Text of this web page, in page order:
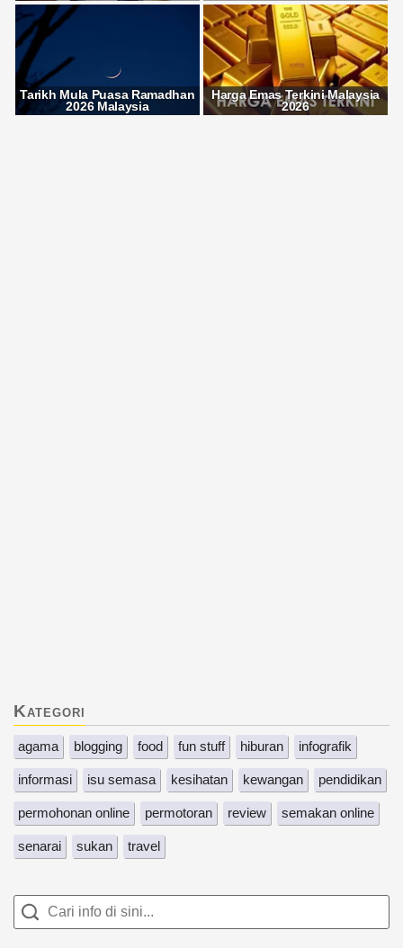
Tarikh Mula Puasa Ramadhan
2026 Malaysia
Harga Emas Terkini Malaysia
2026
Kategori
agama blogging food fun stuff hiburan infografik
informasi isu semasa kesihatan kewangan pendidikan
permohonan online permotoran review semakan online
senarai sukan travel